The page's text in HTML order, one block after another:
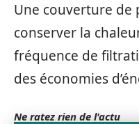
Une couverture de
conserver la
fréquence de
des économies
Ne ratez rien de l'actu